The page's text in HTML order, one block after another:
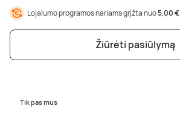
Lojalumo programos nariams grįžta nuo5,00 €
Žiūrėti pasiūlymą
Tik pas mus